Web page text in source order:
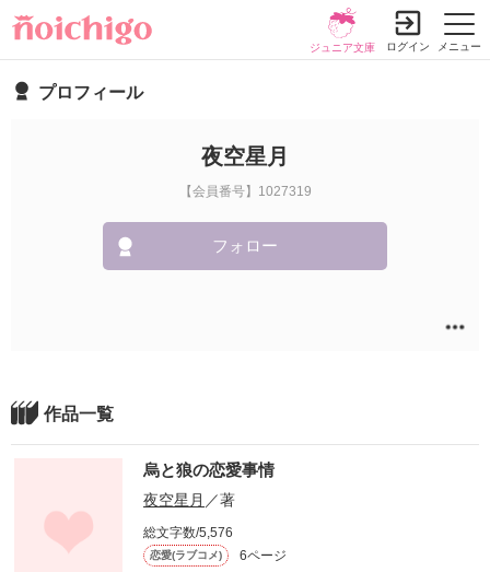
メニュー
ジュニア文庫 ログイン
プロフィール
夜空星月
【会員番号】1027319
フォロー
作品一覧
烏と狼の恋愛事情
夜空星月 ／著
総文字数/5,576
恋愛(ラブコメ) 6ページ